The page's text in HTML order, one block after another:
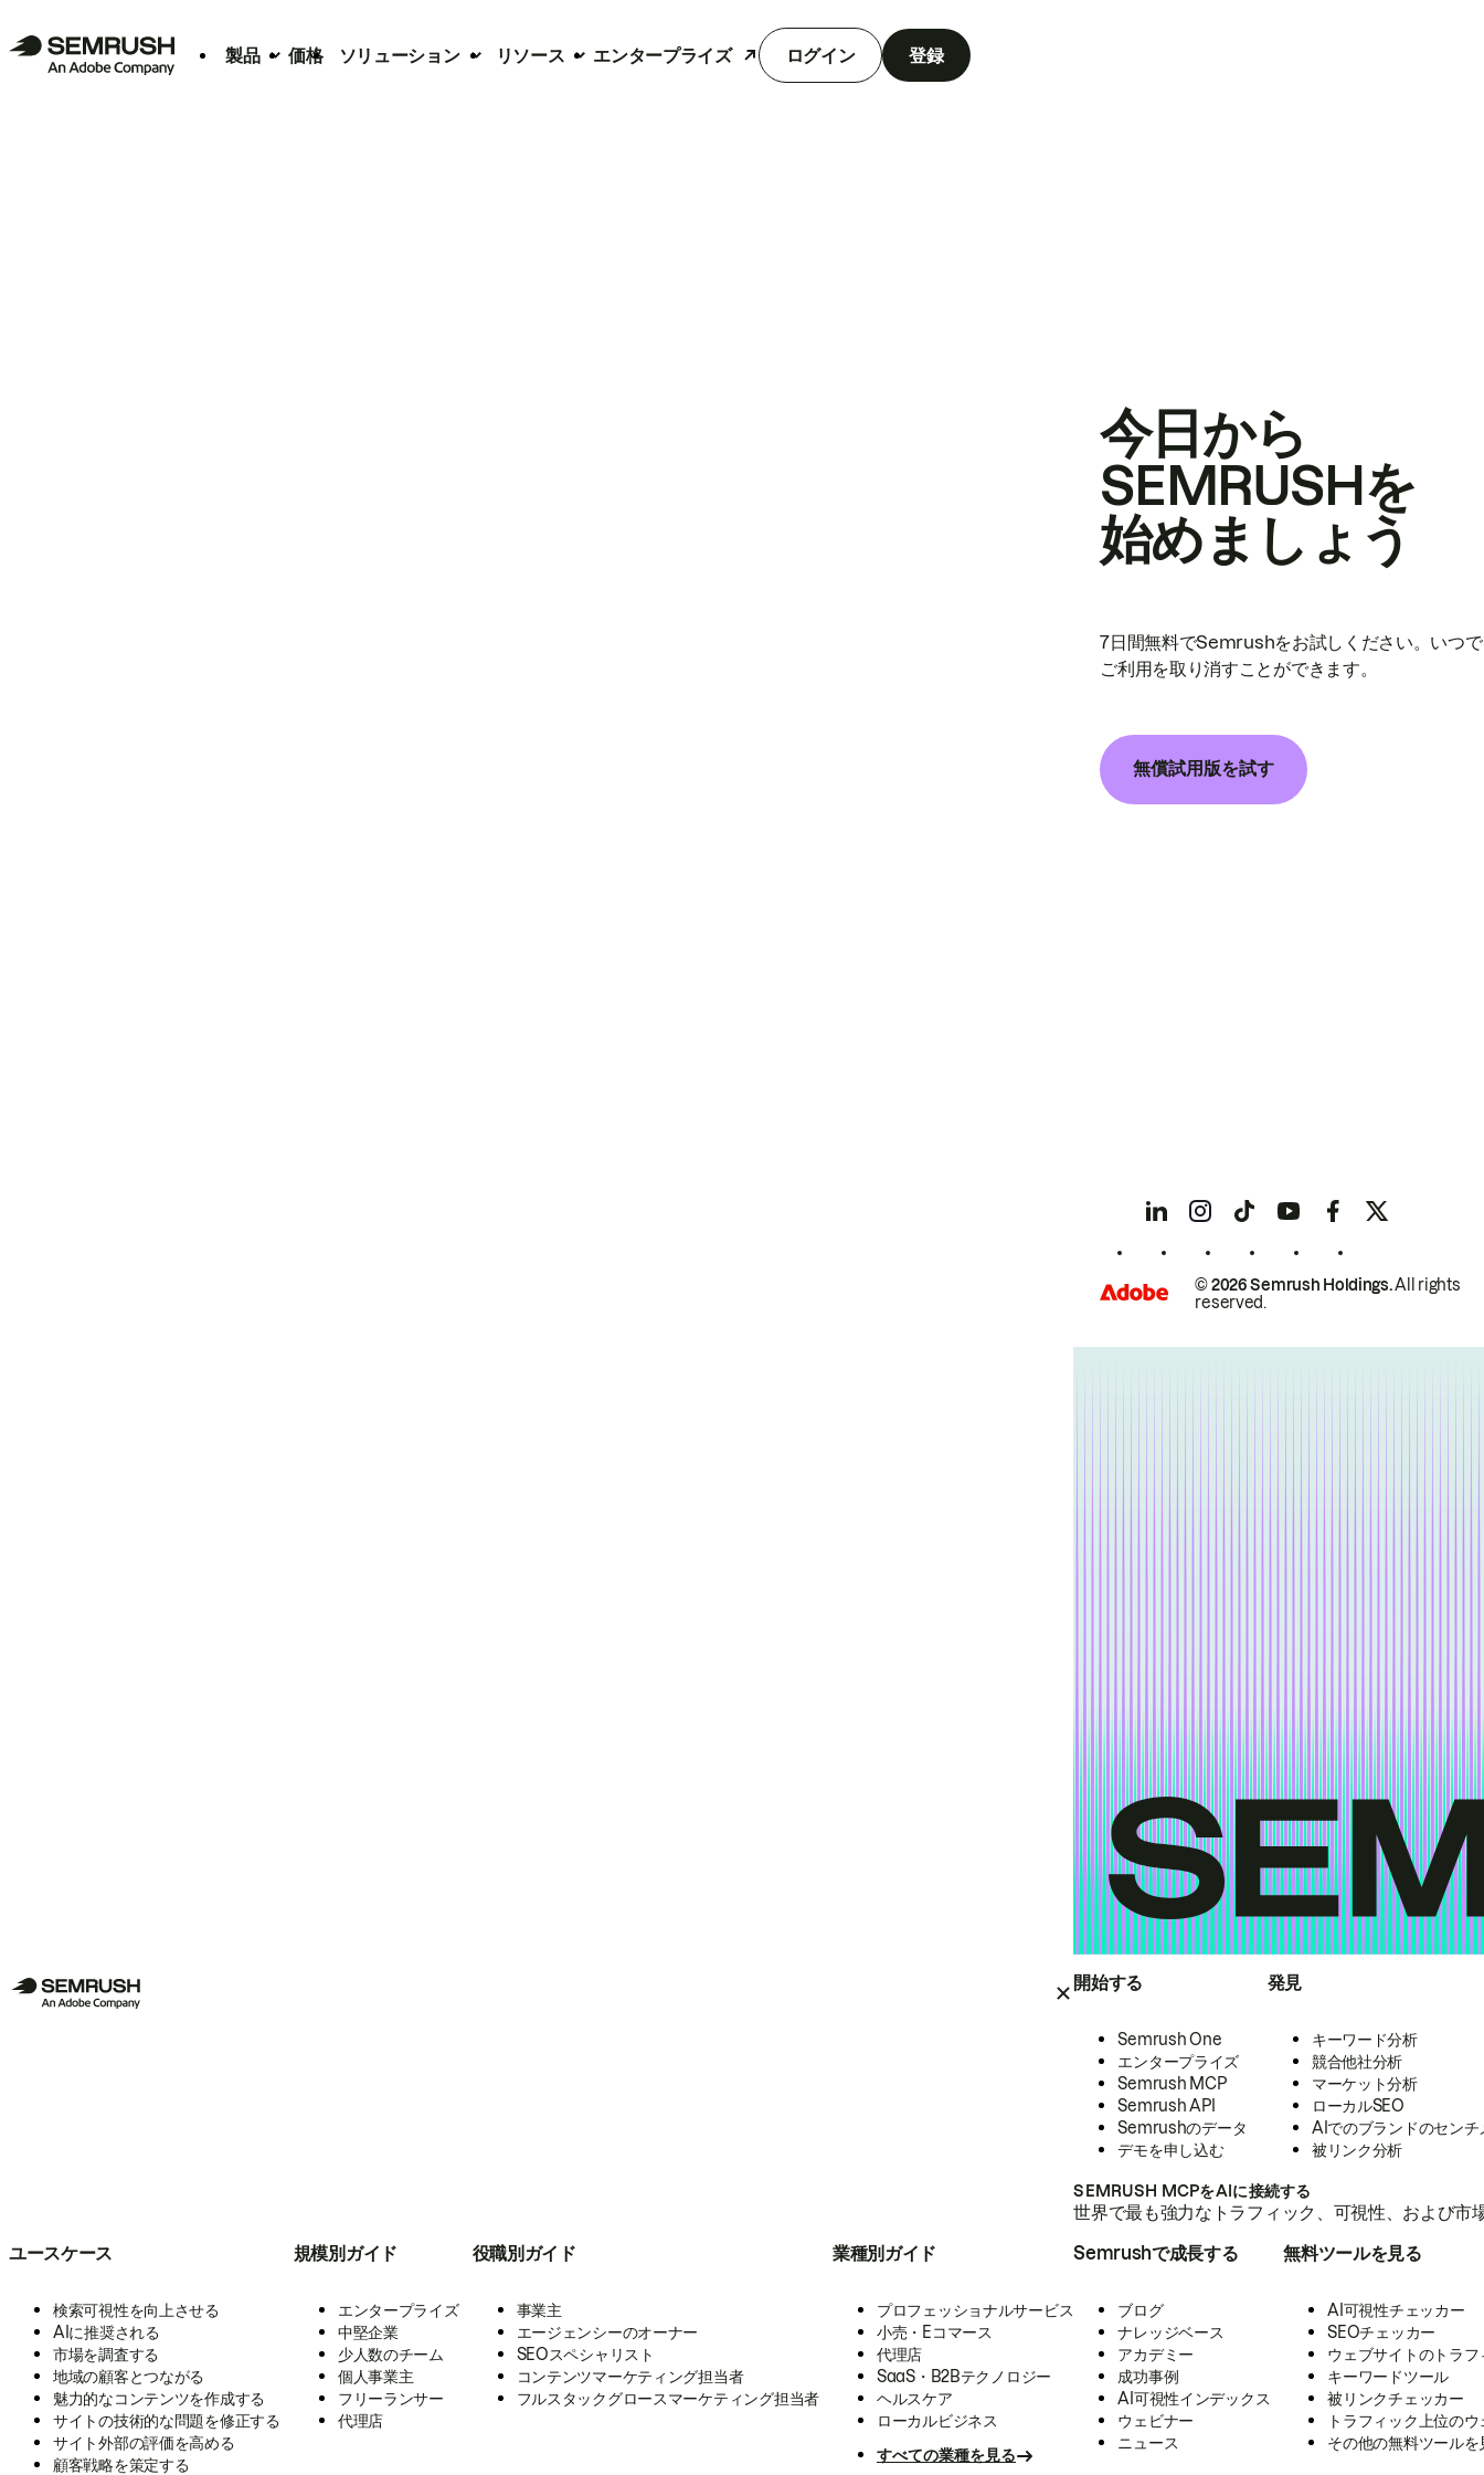
製品 価格 ソリューション リソース エンタープライズ ログイン 登録
開始する
Semrush One
エンタープライズ
Semrush MCP
Semrush API
Semrushのデータ
デモを申し込む
発見
キーワード分析
競合他社分析
マーケット分析
ローカルSEO
AIでのブランドのセンチ
被リンク分析
SEMRUSH MCPをAIに接続する
世界で最も強力なトラフィック、可視性、および
ユースケース
検索可視性を向上させる
AIに推奨される
市場を調査する
地域の顧客とつながる
魅力的なコンテンツを作成する
サイトの技術的な問題を修正する
サイト外部の評価を高める
顧客戦略を策定する
規模別ガイド
エンタープライズ
中堅企業
少人数のチーム
個人事業主
フリーランサー
代理店
役職別ガイド
事業主
エージェンシーのオーナー
SEOスペシャリスト
コンテンツマーケティング担当者
フルスタックグロースマーケティング担当者
業種別ガイド
プロフェッショナルサービス
小売・Eコマース
代理店
SaaS・B2Bテクノロジー
ヘルスケア
ローカルビジネス
すべての業種を見る
Semrushで成長する
ブログ
ナレッジベース
アカデミー
成功事例
AI可視性インデックス
ウェビナー
ニュース
無料ツールを見る
AI可視性チェッカー
SEOチェッカー
ウェブサイトのトラ
キーワードツール
被リンクチェッカー
トラフィック上位の
その他の無料ツールを
今日から
SEMRUSHを
始めましょう
7日間無料でSemrushをお試しください。いつ
ご利用を取り消すことができます。
無償試用版を試す
© 2026 Semrush Holdings.All rights
reserved.